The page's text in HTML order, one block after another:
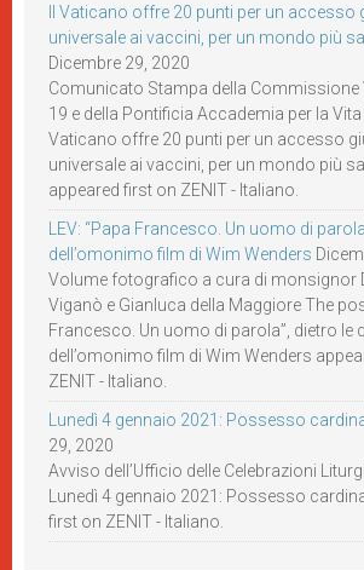
Il Vaticano offre 20 punti per un accesso
universale ai vaccini, per un mondo più
Dicembre 29, 2020
Comunicato Stampa della Commissione
19 e della Pontificia Accademia per la Vita
Vaticano offre 20 punti per un accesso
universale ai vaccini, per un mondo più
appeared first on ZENIT - Italiano.
LEV: “Papa Francesco. Un uomo di
dell’omonimo film di Wim Wenders
Volume fotografico a cura di monsignor
Viganò e Gianluca della Maggiore The
Francesco. Un uomo di parola”, dietro le
dell’omonimo film di Wim Wenders
ZENIT - Italiano.
Lunedì 4 gennaio 2021: Possesso
29, 2020
Avviso dell’Ufficio delle Celebrazioni
Lunedì 4 gennaio 2021: Possesso
first on ZENIT - Italiano.